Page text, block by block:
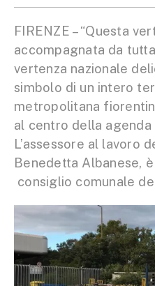
FIRENZE – “Questa
accompagnata da
vertenza nazionale
simbolo di un intero
metropolitana
al centro della agenda
L’assessore al lavoro
Benedetta Albanese,
consiglio comunale